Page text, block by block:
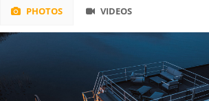
PHOTOS VIDEOS